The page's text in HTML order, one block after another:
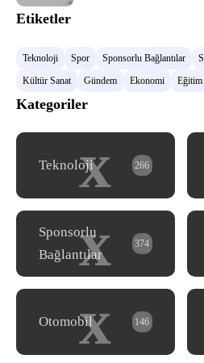
Etiketler
Teknoloji Spor Sponsorlu Bağlantılar
Kültür Sanat
Gündem Ekonomi Eğitim
Kategoriler
x
Teknoloji 266
x
Sponsorlu
Bağlantılar
374
x
Otomobil 146